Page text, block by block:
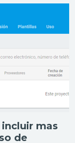
mas
de